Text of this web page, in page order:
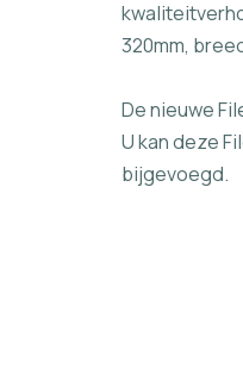
320mm,
De nieuwe
U kan deze
bijgevoegd.